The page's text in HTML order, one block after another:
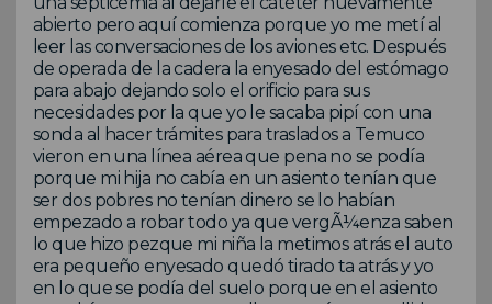
abierto pero aquí comienza porque yo me metí al
leer las conversaciones de los aviones etc. Después
de operada de la cadera la enyesado del estómago
para abajo dejando solo el orificio para sus
necesidades por la que yo le sacaba pipí con una
sonda al hacer trámites para traslados a Temuco
vieron en una línea aérea que pena no se podía
porque mi hija no cabía en un asiento tenían que
ser dos pobres no tenían dinero se lo habían
empezado a robar todo ya que vergÃ¼enza saben
lo que hizo pezque mi niña la metimos atrás el auto
era pequeño enyesado quedó tirado ta atrás y yo
en lo que se podía del suelo porque en el asiento